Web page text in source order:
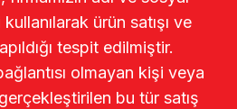
ürün satışı ve
tespit edilmiştir.
olmayan kişi veya
bu tür satış